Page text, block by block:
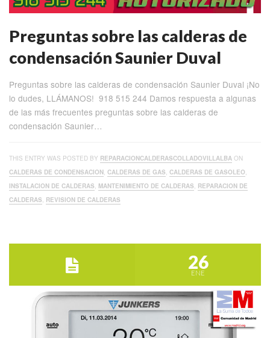
Preguntas sobre las calderas de
condensación Saunier Duval
Preguntas sobre las calderas de condensación Saunier Duval ¡No
lo dudes, LLÁMANOS! 918 515 244 Damos respuesta a algunas
de las más frecuentes preguntas sobre las calderas de
condensación Saunier…
THIS ENTRY WAS POSTED BY REPARACIONCALDERASCOLLADOVILLALBA ON
CALDERAS DE CONDENSACION CALDERAS DE GAS CALDERAS DE GASOLEO
INSTALACION DE CALDERAS MANTENIMIENTO DE CALDERAS REPARACION DE
CALDERAS REVISION DE CALDERAS
26
ENE